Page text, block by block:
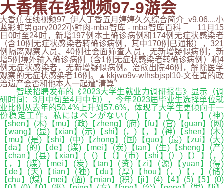
大香蕉在线视频97-9游会
大香蕉在线视频97_伊人丁香五月婷婷久久综合简介_v9.06...,小
蓝彩虹男gary2022小鲜肉-mba智库 - mba智库百科 11月15
日0时至24时，新增197例本土确诊病例和174例无症状感染者
（含10例无症状感染者转确诊病例，其中170例已通报），321
例隔离观察人员、40例社会面筛查人员，无新增疑似病例；新
增5例境外输入确诊病例（含1例无症状感染者转确诊病例）和4
例无症状感染者，无新增疑似病例。治愈出院46例，解除医学
观察的无症状感染者16例。▲kkjwo9v-wlhsbjspl10-文在寅的政
治遗产会否和他本人一起遭“清算”
智联招聘发布的《2023大学生就业力调研报告》显示（调
研时间：3月中旬至4月中旬），今年2023届毕业生选择单位就
业比例从去年的50.4%上升到57.6%，体现了大学生更倾向于一
份稳定工作。私にはペンがない( )【 】( )【 】(神)
【shen】(木)【mu】(政)【zheng】(府)【fu】(官)【guan】(网)
【wang】(显)【xian】(示)【shi】(，)【，】(神)【shen】(木)
【mu】(是)【shi】(中)【zhong】(国)【guo】(最)【zui】(大)
【da】(的)【de】(煤)【mei】(炭)【tan】(生)【sheng】(产)
【chan】(县)【xian】(（)【（】(市)【shi】(）)【）】(，)
【，】(煤)【mei】(炭)【tan】(资)【zi】(源)【yuan】(得)
【de】(天)【tian】(独)【du】(厚)【hou】(，)【，】(储)
【chu】(煤)【mei】(面)【mian】(积)【ji】(4)【4】(5)【5】(0)